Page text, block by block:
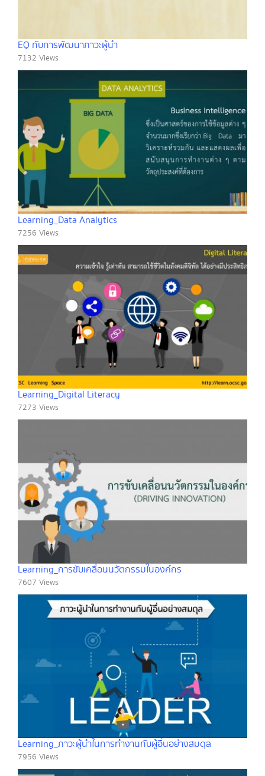
EQ กับการพัฒนาภาวะผู้นำ
7132 Views
Learning_Data Analytics
7256 Views
Learning_Digital Literacy
7273 Views
Learning_การขับเคลื่อนนวัตกรรมในองค์กร
7607 Views
Learning_ภาวะผู้นำในการทำงานกับผู้อื่นอย่างสมดุล
7956 Views